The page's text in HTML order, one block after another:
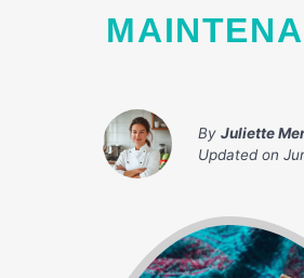
By Juliette
Updated on